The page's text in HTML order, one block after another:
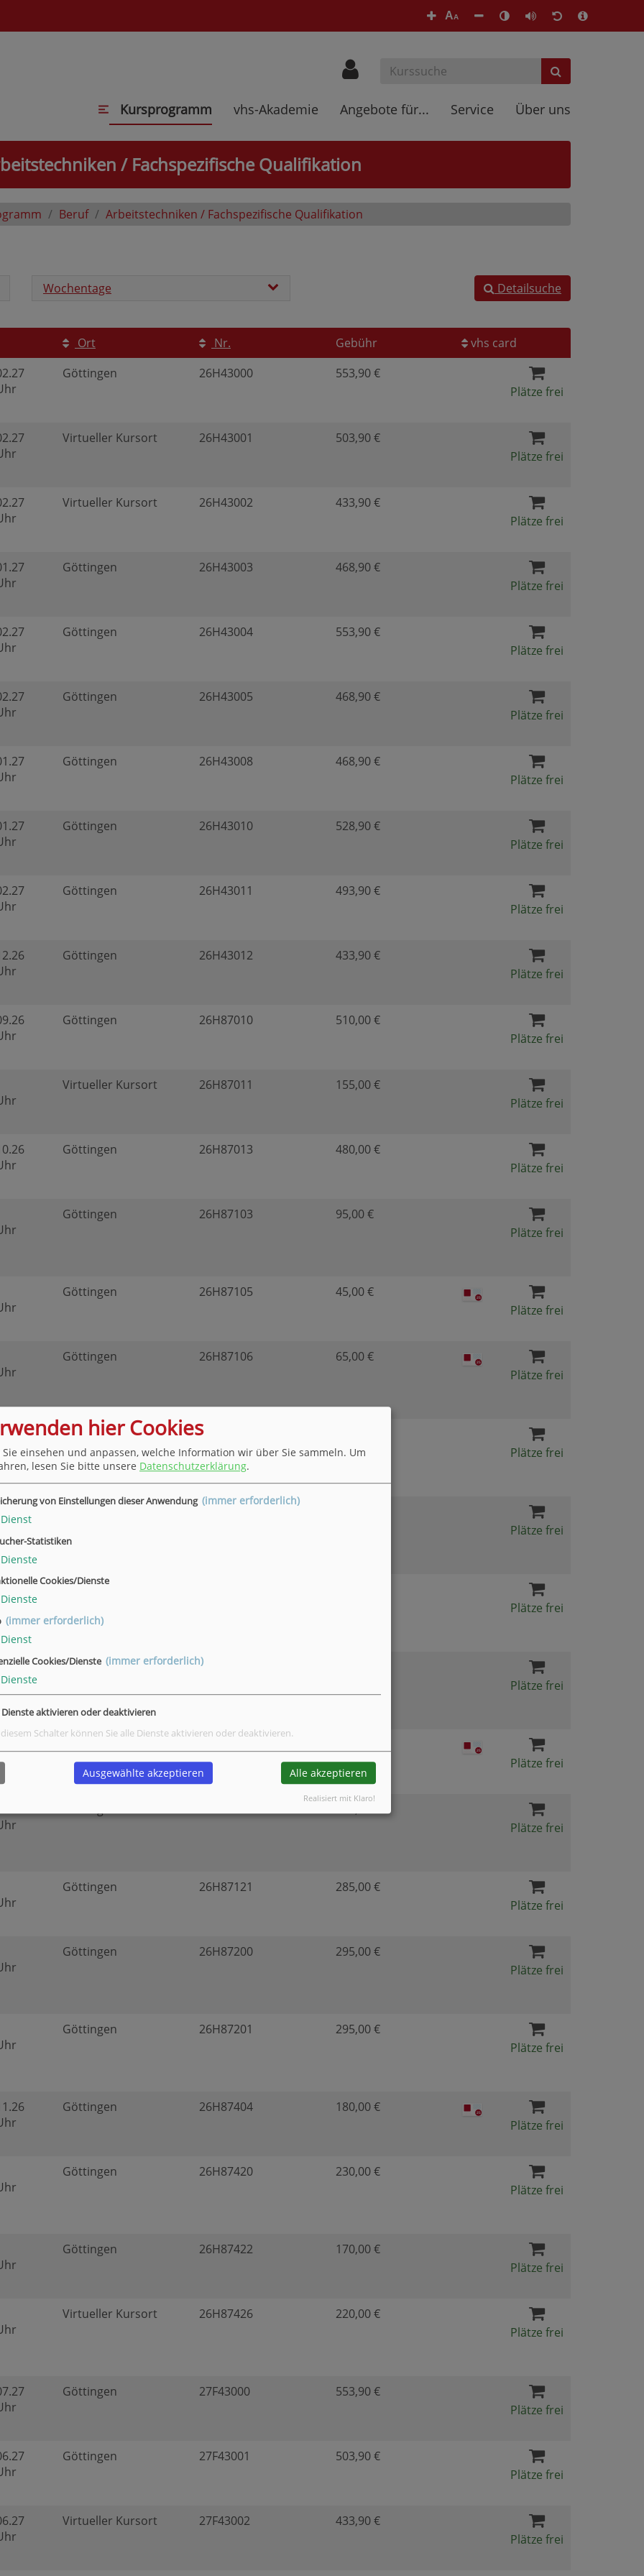
AA
Kursprogramm vhs-Akademie Angebote für... Service Über uns
/ Fachspezifische Qualifikation
Beruf Arbeitstechniken / Fachspezifische Qualifikation
Wochentage Detailsuche
Ort Nr. Gebühr
vhs card
Göttingen 26H43000
553,90 €
Plätze frei
Virtueller Kursort 26H43001
503,90 €
Plätze frei
Virtueller Kursort 26H43002
433,90 €
Plätze frei
Göttingen 26H43003
468,90 €
Plätze frei
Göttingen 26H43004
553,90 €
Plätze frei
Göttingen 26H43005
468,90 €
Plätze frei
Göttingen 26H43008
468,90 €
Plätze frei
Göttingen 26H43010
528,90 €
Plätze frei
Göttingen 26H43011
493,90 €
Plätze frei
Göttingen 26H43012
433,90 €
Plätze frei
Göttingen 26H87010
510,00 €
Plätze frei
Virtueller Kursort 26H87011
155,00 €
Plätze frei
Göttingen 26H87013
480,00 €
Plätze frei
Göttingen 26H87103
95,00 €
Plätze frei
Göttingen 26H87105
45,00 €
Plätze frei
Göttingen 26H87106
65,00 €
Plätze frei
Göttingen 26H87107
Plätze frei
Virtueller Kursort
Plätze frei
Göttingen
Plätze frei
Göttingen 26H87111
Plätze frei
Plätze frei
Plätze frei
Göttingen 26H87121
285,00 €
Plätze frei
Göttingen 26H87200
295,00 €
Plätze frei
Göttingen 26H87201
295,00 €
Plätze frei
Göttingen 26H87404
180,00 €
Plätze frei
Göttingen 26H87420
230,00 €
Plätze frei
Göttingen 26H87422
170,00 €
Plätze frei
Virtueller Kursort 26H87426
220,00 €
Plätze frei
Göttingen 27F43000
553,90 €
Plätze frei
Göttingen 27F43001
503,90 €
Plätze frei
Virtueller Kursort 27F43002
433,90 €
Plätze frei
hier Cookies
einsehen und anpassen, welche Information wir über Sie sammeln. Um
lesen Sie bitte unsere Datenschutzerklärung.
von Einstellungen dieser Anwendung (immer erforderlich)
Dienst
Statistiken
Dienste
Cookies/Dienste
Dienste
(immer erforderlich)
Dienst
Cookies/Dienste (immer erforderlich)
Dienste
Dienste aktivieren oder deaktivieren
Schalter können Sie alle Dienste aktivieren oder deaktivieren.
Ausgewählte akzeptieren Alle akzeptieren
Realisiert mit Klaro!